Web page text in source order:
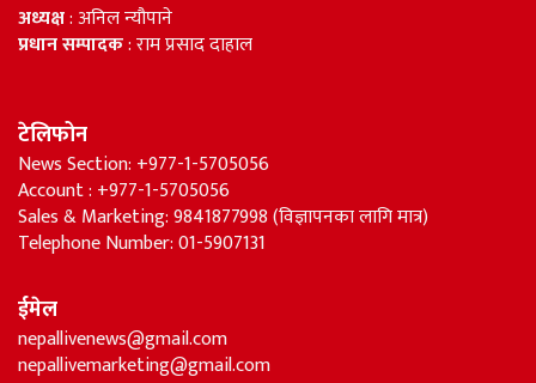
अध्यक्ष: अनिल न्यौपाने
प्रधान सम्पादक: राम प्रसाद दाहाल
टेलिफोन
News Section: +977-1-5705056
Account : +977-1-5705056
Sales & Marketing: 9841877998 (विज्ञापनका लागि मात्र)
Telephone Number: 01-5907131
ईमेल
nepallivenews@gmail.com
nepallivemarketing@gmail.com